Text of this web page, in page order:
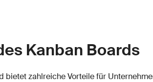
Kanban Boards
bietet zahlreiche Vorteile für